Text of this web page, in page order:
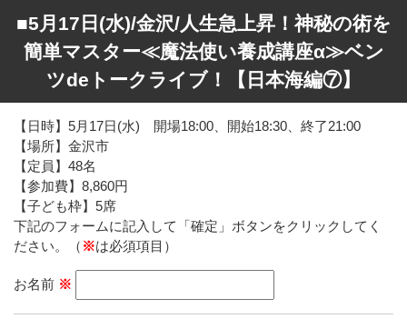
■5月17日(水)/金沢/人生急上昇！神秘の術を
簡単マスター≪魔法使い養成講座α≫ベン
ツdeトークライブ！【日本海編⑦】
【日時】5月17日(水) 開場18:00、開始18:30、終了21:00
【場所】金沢市
【定員】48名
【参加費】8,860円
【子ども枠】5席
下記のフォームに記入して「確定」ボタンをクリックしてく
ださい。（ ※は必須項目）
お名前 ※